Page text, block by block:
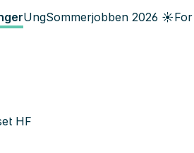
UngSommerjobben 2026 ☀️
HF